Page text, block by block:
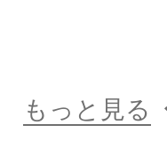
もっと見る